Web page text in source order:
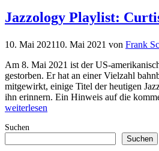
Jazzology Playlist:
10. Mai 202110. Mai 2021 von Frank
Am 8. Mai 2021 ist der US-
gestorben. Er hat an einer Vielzahl
mitgewirkt, einige Titel der heutigen
ihn erinnern. Ein Hinweis auf die
weiterlesen
Suchen
Suchen